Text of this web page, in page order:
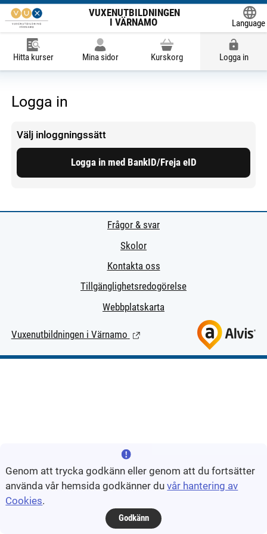
VUXENUTBILDNINGEN
I VÄRNAMO
Language
Hitta kurser Mina sidor Kurskorg Logga in
Logga in
Välj inloggningssätt
Logga in med BankID/Freja eID
Frågor & svar
Skolor
Kontakta oss
Tillgänglighetsredogörelse
Webbplatskarta
Vuxenutbildningen i Värnamo (Länk till extern sida.)
Genom att trycka godkänn eller genom att du fortsätter
använda vår hemsida godkänner duvår hantering av
Cookies.
Godkänn